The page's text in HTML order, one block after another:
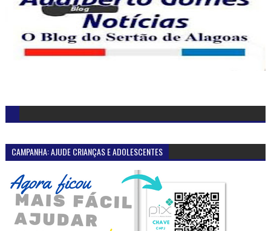
CAMPANHA: AJUDE CRIANÇAS E ADOLESCENTES